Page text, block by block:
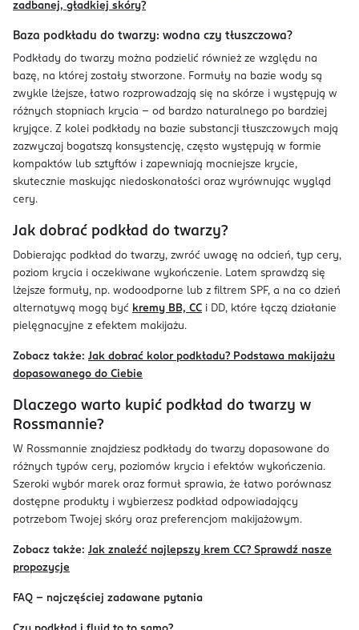
zadbanej, gładkiej skóry?
Baza podkładu do twarzy: wodna czy tłuszczowa?
Podkłady do twarzy można podzielić również ze względu na
bazę, na której zostały stworzone. Formuły na bazie wody są
zwykle lżejsze, łatwo rozprowadzają się na skórze i występują w
różnych stopniach krycia – od bardzo naturalnego po bardziej
kryjące. Z kolei podkłady na bazie substancji tłuszczowych mają
zazwyczaj bogatszą konsystencję, często występują w formie
kompaktów lub sztyftów i zapewniają mocniejsze krycie,
skutecznie maskując niedoskonałości oraz wyrównując wygląd
cery.
Jak dobrać podkład do twarzy?
Dobierając podkład do twarzy, zwróć uwagę na odcień, typ cery,
poziom krycia i oczekiwane wykończenie. Latem sprawdzą się
lżejsze formuły, np. wodoodporne lub z filtrem SPF, a na co dzień
alternatywą mogą być kremy BB, CC i DD, które łączą działanie
pielęgnacyjne z efektem makijażu.
Zobacz także: Jak dobrać kolor podkładu? Podstawa makijażu
dopasowanego do Ciebie
Dlaczego warto kupić podkład do twarzy w
Rossmannie?
W Rossmannie znajdziesz podkłady do twarzy dopasowane do
różnych typów cery, poziomów krycia i efektów wykończenia.
Szeroki wybór marek oraz formuł sprawia, że łatwo porównasz
dostępne produkty i wybierzesz podkład odpowiadający
potrzebom Twojej skóry oraz preferencjom makijażowym.
Zobacz także: Jak znaleźć najlepszy krem CC? Sprawdź nasze
propozycje
FAQ – najczęściej zadawane pytania